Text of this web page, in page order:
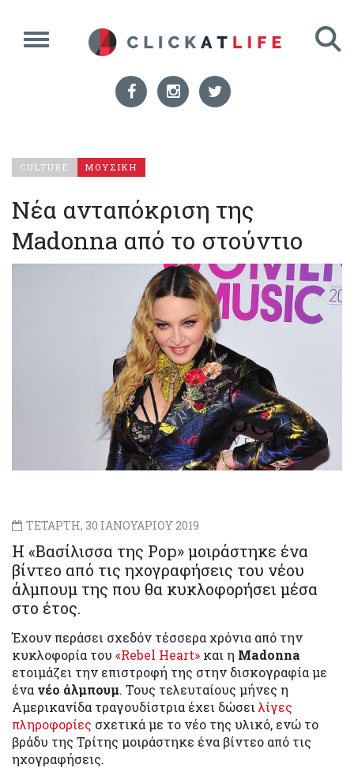
CULTURE ΜΟΥΣΙΚΗ
Νέα ανταπόκριση της
Madonna από το στούντιο
ΤΕΤΑΡΤΗ, 30 ΙΑΝΟΥΑΡΙΟΥ 2019
Η «Βασίλισσα της Pop» μοιράστηκε ένα
βίντεο από τις ηχογραφήσεις του νέου
άλμπουμ της που θα κυκλοφορήσει μέσα
στο έτος.
Έχουν περάσει σχεδόν τέσσερα χρόνια από την
κυκλοφορία του «Rebel Heart» και η Madonna
ετοιμάζει την επιστροφή της στην δισκογραφία με
ένα νέο άλμπουμ. Τους τελευταίους μήνες η
Αμερικανίδα τραγουδίστρια έχει δώσει λίγες
πληροφορίες σχετικά με το νέο της υλικό, ενώ το
βράδυ της Τρίτης μοιράστηκε ένα βίντεο από τις
ηχογραφήσεις.